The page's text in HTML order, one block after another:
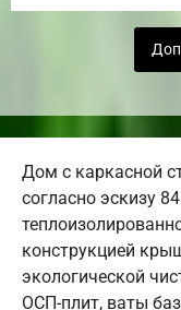
Дом с каркасной
согласно эскизу
конструкцией
экологической
ОСП-плит, ваты